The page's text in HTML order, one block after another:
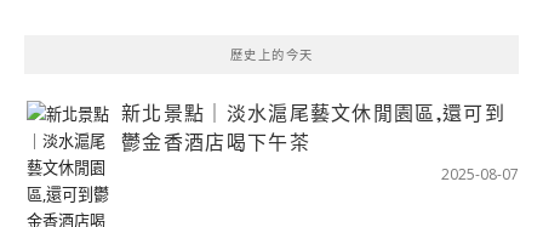
歷史上的今天
新北景點｜淡水滬尾藝文休閒園區,還可到
鬱金香酒店喝下午茶
2025-08-07